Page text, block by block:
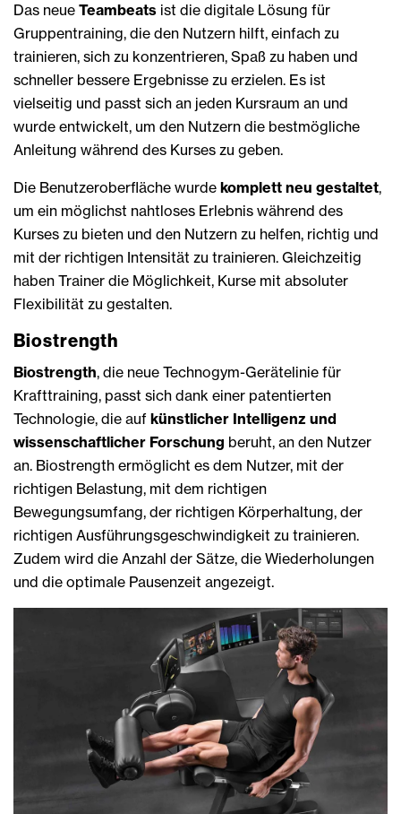
Das neue Teambeats ist die digitale Lösung für
Gruppentraining, die den Nutzern hilft, einfach zu
trainieren, sich zu konzentrieren, Spaß zu haben und
schneller bessere Ergebnisse zu erzielen. Es ist
vielseitig und passt sich an jeden Kursraum an und
wurde entwickelt, um den Nutzern die bestmögliche
Anleitung während des Kurses zu geben.
Die Benutzeroberfläche wurde komplett neu gestaltet,
um ein möglichst nahtloses Erlebnis während des
Kurses zu bieten und den Nutzern zu helfen, richtig und
mit der richtigen Intensität zu trainieren. Gleichzeitig
haben Trainer die Möglichkeit, Kurse mit absoluter
Flexibilität zu gestalten.
Biostrength
Biostrength, die neue Technogym-Gerätelinie für
Krafttraining, passt sich dank einer patentierten
Technologie, die auf künstlicher Intelligenz und
wissenschaftlicher Forschung beruht, an den Nutzer
an. Biostrength ermöglicht es dem Nutzer, mit der
richtigen Belastung, mit dem richtigen
Bewegungsumfang, der richtigen Körperhaltung, der
richtigen Ausführungsgeschwindigkeit zu trainieren.
Zudem wird die Anzahl der Sätze, die Wiederholungen
und die optimale Pausenzeit angezeigt.